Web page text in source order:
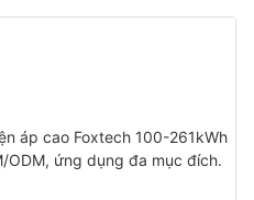
gia đình